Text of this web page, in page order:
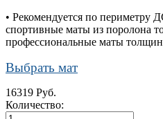
• Рекомендуется по периметру
спортивные маты из поролона
профессиональные маты
Выбрать мат
16319 Руб.
Количество: